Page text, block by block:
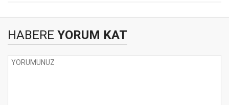
HABERE YORUM KAT